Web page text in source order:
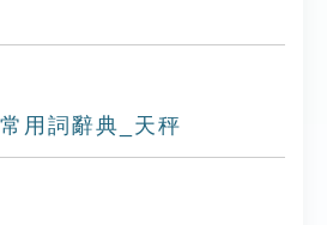
用詞辭典_天秤